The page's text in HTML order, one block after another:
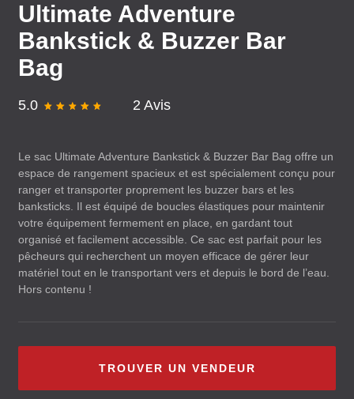
Ultimate Adventure
Bankstick & Buzzer Bar
Bag
5.0 2 Avis
Le sac Ultimate Adventure Bankstick & Buzzer Bar Bag offre un
espace de rangement spacieux et est spécialement conçu pour
ranger et transporter proprement les buzzer bars et les
banksticks. Il est équipé de boucles élastiques pour maintenir
votre équipement fermement en place, en gardant tout
organisé et facilement accessible. Ce sac est parfait pour les
pêcheurs qui recherchent un moyen efficace de gérer leur
matériel tout en le transportant vers et depuis le bord de l’eau.
Hors contenu !
TROUVER UN VENDEUR